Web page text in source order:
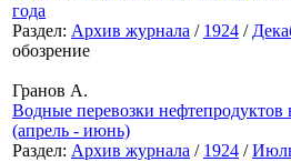
года
Раздел: Архив журнала / 1924 /
обозрение
Гранов А.
Водные перевозки нефтепродуктов
(апрель - июнь)
Раздел: Архив журнала / 1924 /